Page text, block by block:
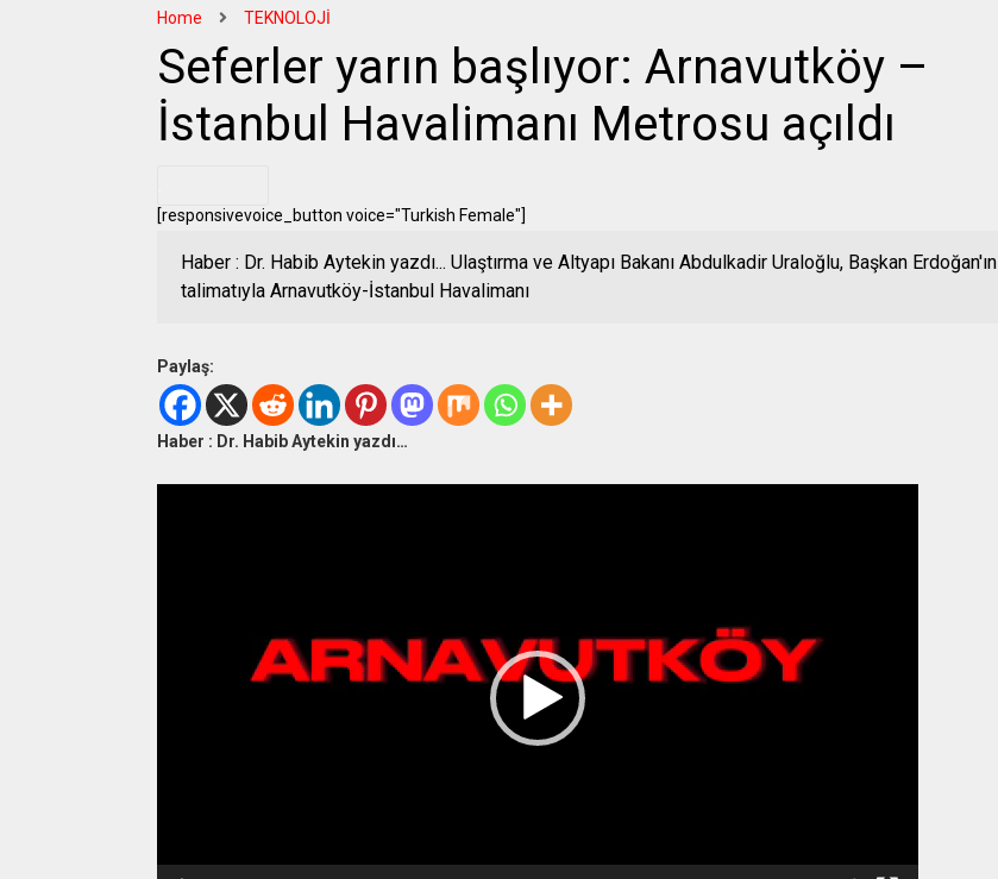
Home TEKNOLOJİ
Seferler yarın başlıyor: Arnavutköy –
İstanbul Havalimanı Metrosu açıldı
[responsivevoice_button voice="Turkish Female"]
Haber : Dr. Habib Aytekin yazdı... Ulaştırma ve Altyapı Bakanı Abdulkadir Uraloğlu, Başkan Erdoğan'ın
talimatıyla Arnavutköy-İstanbul Havalimanı
Paylaş:
Haber : Dr. Habib Aytekin yazdı…